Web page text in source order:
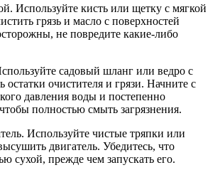
Используйте кисть или щетку с мягкой
грязь и масло с поверхностей
не повредите какие-либо
садовый шланг или ведро с
очистителя и грязи. Начните с
давления воды и постепенно
полностью смыть загрязнения.
Используйте чистые тряпки или
двигатель. Убедитесь, что
сухой, прежде чем запускать его.